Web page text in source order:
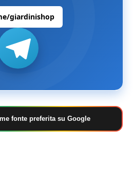
giardinishop
fonte preferita su Google